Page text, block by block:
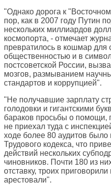
"Однако дорога к
пор, как в 2007 году Путин
нескольких миллиардов
космопорта, - отмечает
превратилось в кошмар для
общественностью и в
постсоветской России,
мозгов, размыванием
стандартов и коррупцией".
"Не получавшие зарплату
голодовки и гигантскими
бараков просьбы о помощи,
не приехал туда с
ходе более 80 аудитов
Трудового кодекса, что
действий нескольких
чиновников. Почти 180 из
отставку, троих
арестовали".